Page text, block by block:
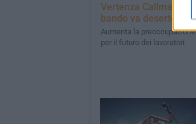
Vertenza Callmat, il
bando va deserto
Aumenta la preoccupazione
per il futuro dei lavoratori